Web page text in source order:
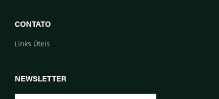
CONTATO
Links Úteis
NEWSLETTER